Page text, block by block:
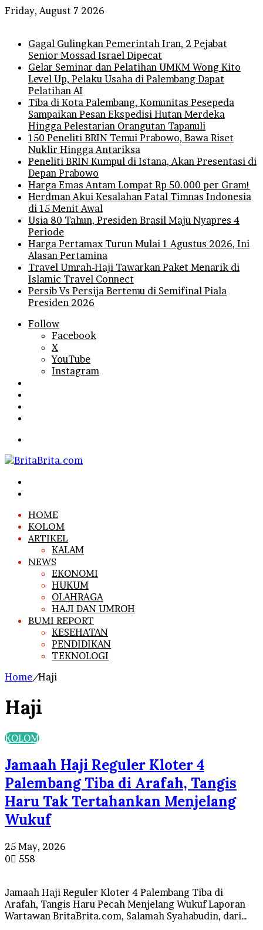
Friday, August 7 2026
Gagal Gulingkan Pemerintah Iran, 2 Pejabat
Senior Mossad Israel Dipecat
Gelar Seminar dan Pelatihan UMKM Wong Kito
Level Up, Pelaku Usaha di Palembang Dapat
Pelatihan AI
Tiba di Kota Palembang, Komunitas Pesepeda
Sampaikan Pesan Ekspedisi Hutan Merdeka
Hingga Pelestarian Orangutan Tapanuli
150 Peneliti BRIN Temui Prabowo, Bawa Riset
Nuklir Hingga Antariksa
Peneliti BRIN Kumpul di Istana, Akan Presentasi di
Depan Prabowo
Harga Emas Antam Lompat Rp 50.000 per Gram!
Herdman Akui Kesalahan Fatal Timnas Indonesia
di 15 Menit Awal
Usia 80 Tahun, Presiden Brasil Maju Nyapres 4
Periode
Harga Pertamax Turun Mulai 1 Agustus 2026, Ini
Alasan Pertamina
Travel Umrah-Haji Tawarkan Paket Menarik di
Islamic Travel Connect
Persib Vs Persija Bertemu di Semifinal Piala
Presiden 2026
Follow
Facebook
X
YouTube
Instagram
HOME
KOLOM
ARTIKEL
KALAM
NEWS
EKONOMI
HUKUM
OLAHRAGA
HAJI DAN UMROH
BUMI REPORT
KESEHATAN
PENDIDIKAN
TEKNOLOGI
Home/Haji
Haji
KOLOM
Jamaah Haji Reguler Kloter 4
Palembang Tiba di Arafah, Tangis
Haru Tak Tertahankan Menjelang
Wukuf
25 May, 2026
0
558
Jamaah Haji Reguler Kloter 4 Palembang Tiba di
Arafah, Tangis Haru Pecah Menjelang Wukuf Laporan
Wartawan BritaBrita.com, Salamah Syahabudin, dari…